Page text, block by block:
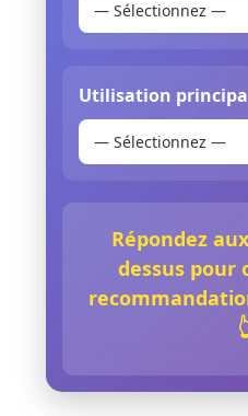
Utilisation
Répondez
dessus pour